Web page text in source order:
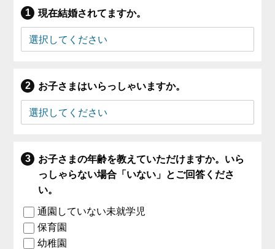
現在結婚されてますか。
お子さまはいらっしゃいますか。
お子さまの年齢を教えていただけますか。いら
っしゃらない場合「いない」とご回答くださ
い。
通園していない未就学児
保育園
幼稚園